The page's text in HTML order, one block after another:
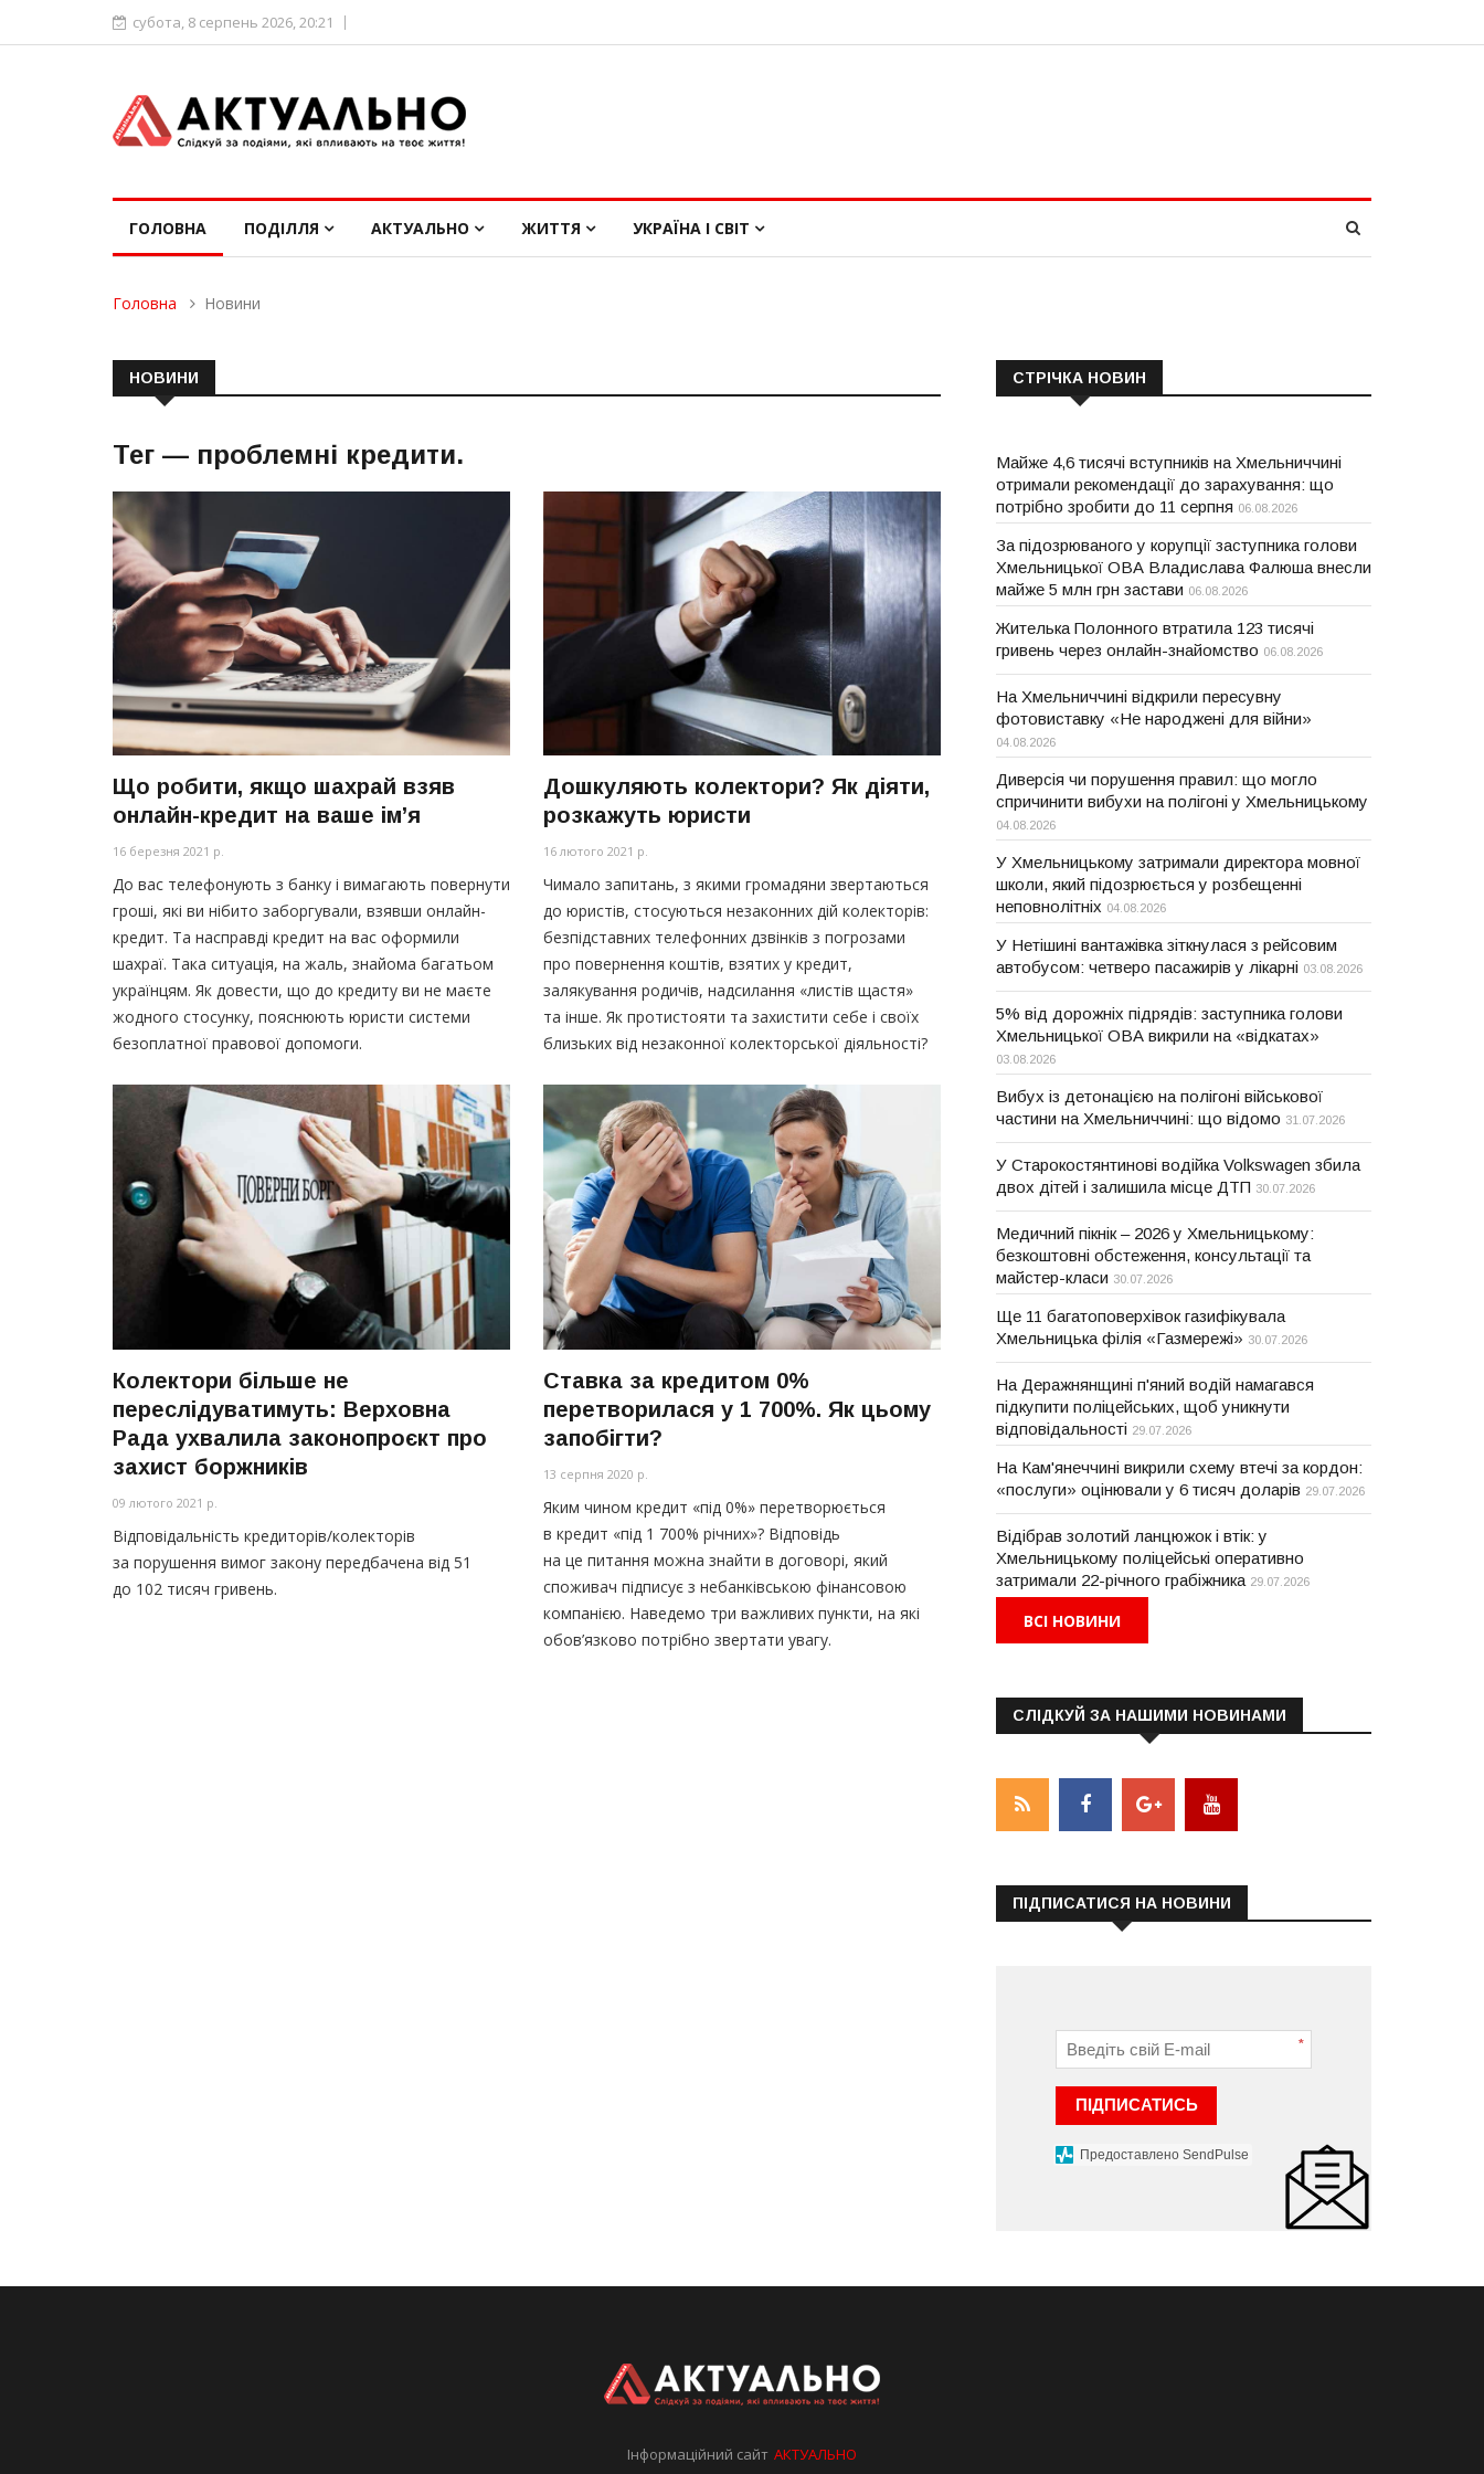
субота, 8 серпень 2026, 20:21
ГОЛОВНА ПОДІЛЛЯ АКТУАЛЬНО ЖИТТЯ УКРАЇНА І СВІТ
Головна Новини
НОВИНИ
Тег — проблемні кредити.
Що робити, якщо шахрай взяв
онлайн-кредит на ваше ім’я
16 березня 2021 р.
До вас телефонують з банку і вимагають повернути
гроші, які ви нібито заборгували, взявши онлайн-
кредит. Та насправді кредит на вас оформили
шахраї. Така ситуація, на жаль, знайома багатьом
українцям. Як довести, що до кредиту ви не маєте
жодного стосунку, пояснюють юристи системи
безоплатної правової допомоги.
Дошкуляють колектори? Як діяти,
розкажуть юристи
16 лютого 2021 р.
Чимало запитань, з якими громадяни звертаються
до юристів, стосуються незаконних дій колекторів:
безпідставних телефонних дзвінків з погрозами
про повернення коштів, взятих у кредит,
залякування родичів, надсилання «листів щастя»
та інше. Як протистояти та захистити себе і своїх
близьких від незаконної колекторської діяльності?
Колектори більше не
переслідуватимуть: Верховна
Рада ухвалила законопроєкт про
захист боржників
09 лютого 2021 р.
Відповідальність кредиторів/колекторів
за порушення вимог закону передбачена від 51
до 102 тисяч гривень.
Ставка за кредитом 0%
перетворилася у 1 700%. Як цьому
запобігти?
13 серпня 2020 р.
Яким чином кредит «під 0%» перетворюється
в кредит «під 1 700% річних»? Відповідь
на це питання можна знайти в договорі, який
споживач підписує з небанківською фінансовою
компанією. Наведемо три важливих пункти, на які
обов’язково потрібно звертати увагу.
СТРІЧКА НОВИН
Майже 4,6 тисячі вступників на Хмельниччині
отримали рекомендації до зарахування: що
потрібно зробити до 11 серпня 06.08.2026
За підозрюваного у корупції заступника голови
Хмельницької ОВА Владислава Фалюша внесли
майже 5 млн грн застави 06.08.2026
Жителька Полонного втратила 123 тисячі
гривень через онлайн-знайомство 06.08.2026
На Хмельниччині відкрили пересувну
фотовиставку «Не народжені для війни»
04.08.2026
Диверсія чи порушення правил: що могло
спричинити вибухи на полігоні у Хмельницькому
04.08.2026
У Хмельницькому затримали директора мовної
школи, який підозрюється у розбещенні
неповнолітніх 04.08.2026
У Нетішині вантажівка зіткнулася з рейсовим
автобусом: четверо пасажирів у лікарні 03.08.2026
5% від дорожніх підрядів: заступника голови
Хмельницької ОВА викрили на «відкатах»
03.08.2026
Вибух із детонацією на полігоні військової
частини на Хмельниччині: що відомо 31.07.2026
У Старокостянтинові водійка Volkswagen збила
двох дітей і залишила місце ДТП 30.07.2026
Медичний пікнік – 2026 у Хмельницькому:
безкоштовні обстеження, консультації та
майстер-класи 30.07.2026
Ще 11 багатоповерхівок газифікувала
Хмельницька філія «Газмережі» 30.07.2026
На Деражнянщині п'яний водій намагався
підкупити поліцейських, щоб уникнути
відповідальності 29.07.2026
На Кам'янеччині викрили схему втечі за кордон:
«послуги» оцінювали у 6 тисяч доларів 29.07.2026
Відібрав золотий ланцюжок і втік: у
Хмельницькому поліцейські оперативно
затримали 22-річного грабіжника 29.07.2026
ВСІ НОВИНИ
СЛІДКУЙ ЗА НАШИМИ НОВИНАМИ
ПІДПИСАТИСЯ НА НОВИНИ
*
ПІДПИСАТИСЬ
Предоставлено SendPulse
Інформаційний сайтАКТУАЛЬНО